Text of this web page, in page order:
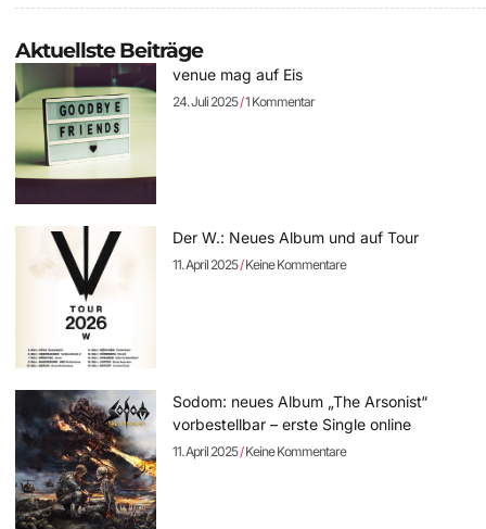
Aktuellste Beiträge
venue mag auf Eis
24. Juli 2025 1 Kommentar
Der W.: Neues Album und auf Tour
11. April 2025 Keine Kommentare
Sodom: neues Album „The Arsonist“
vorbestellbar – erste Single online
11. April 2025 Keine Kommentare